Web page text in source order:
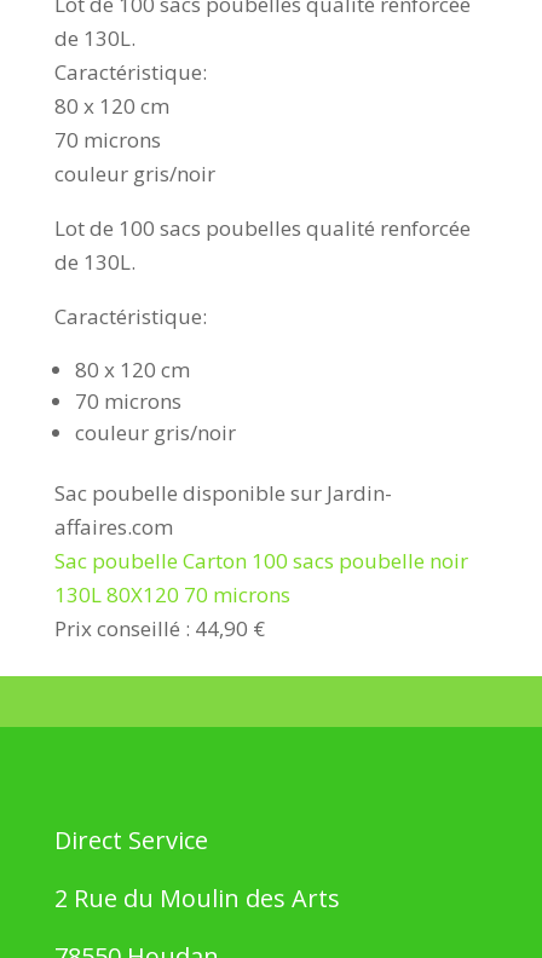
de 130L.
Caractéristique:
80 x 120 cm
70 microns
couleur gris/noir
Lot de 100 sacs poubelles qualité renforcée
de 130L.
Caractéristique:
80 x 120 cm
70 microns
couleur gris/noir
Sac poubelle disponible sur Jardin-
affaires.com
Sac poubelle Carton 100 sacs poubelle noir
130L 80X120 70 microns
Prix conseillé : 44,90 €
Direct Service
2 Rue du Moulin des Arts